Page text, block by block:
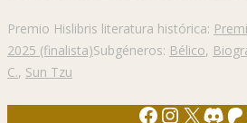
Premio Hislibris literatura histórica:
2025 (finalista)Subgéneros: Bélico,
C., Sun Tzu
Facebook
X